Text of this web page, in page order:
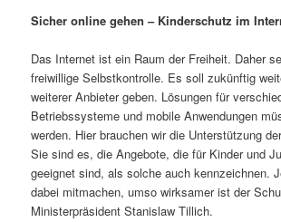
Sicher online gehen – Kinderschutz im
Das Internet ist ein Raum der Freiheit. Daher
freiwillige Selbstkontrolle. Es soll zukünftig
weiterer Anbieter geben. Lösungen für
Betriebssysteme und mobile Anwendungen
werden. Hier brauchen wir die Unterstützung
Sie sind es, die Angebote, die für Kinder und
geeignet sind, als solche auch kennzeichnen.
dabei mitmachen, umso wirksamer ist der
Ministerpräsident Stanislaw Tillich.